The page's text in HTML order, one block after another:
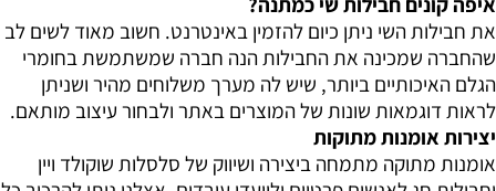
את חבילות השי ניתן כיום להזמין באינטרנט. חשוב מאוד לשים לב
שהחברה שמכינה את החבילות הנה חברה שמשתמשת בחומרי
הגלם האיכותיים ביותר, שיש לה מערך משלוחים מהיר ושניתן
לראות דוגמאות שונות של המוצרים באתר ולבחור עיצוב מותאם.
יצירות אומנות מתוקות
אומנות מתוקה מתמחה ביצירה ושיווק של סלסלות שוקולד ויין